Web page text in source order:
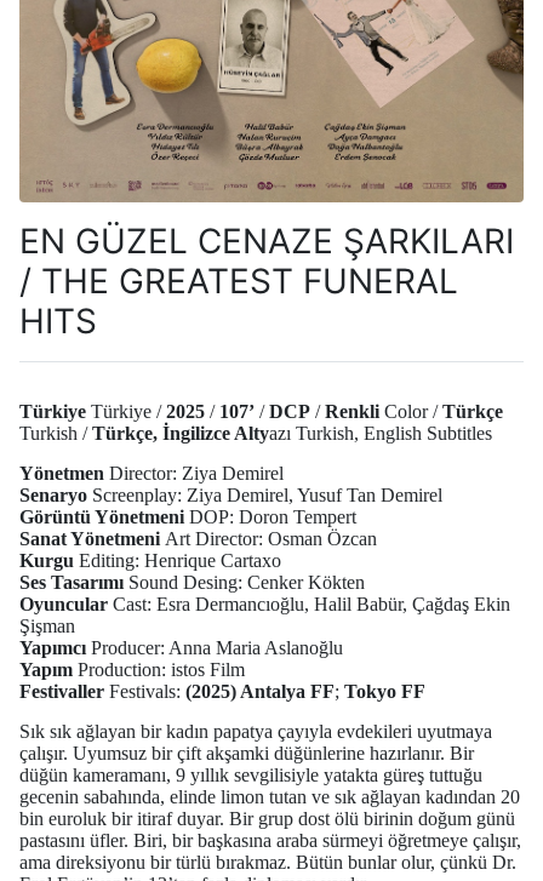
EN GÜZEL CENAZE ŞARKILARI
/ THE GREATEST FUNERAL
HITS
Türkiye Türkiye /2025 / 107’ /DCP /RenkliColor /Türkçe
Turkish /Türkçe, İngilizce Altyazı Turkish, English Subtitles
Yönetmen Director: Ziya Demirel
Senaryo Screenplay: Ziya Demirel, Yusuf Tan Demirel
Görüntü YönetmeniDOP: Doron Tempert
Sanat YönetmeniArt Director: Osman Özcan
Kurgu Editing: Henrique Cartaxo
Ses Tasarımı Sound Desing: Cenker Kökten
Oyuncular Cast: Esra Dermancıoğlu, Halil Babür, Çağdaş Ekin
Şişman
YapımcıProducer: Anna Maria Aslanoğlu
Yapım Production: istos Film
Festivaller Festivals: (2025) Antalya FF; Tokyo FF
Sık sık ağlayan bir kadın papatya çayıyla evdekileri uyutmaya
çalışır. Uyumsuz bir çift akşamki düğünlerine hazırlanır. Bir
düğün kameramanı, 9 yıllık sevgilisiyle yatakta güreş tuttuğu
gecenin sabahında, elinde limon tutan ve sık ağlayan kadından 20
bin euroluk bir itiraf duyar. Bir grup dost ölü birinin doğum günü
pastasını üfler. Biri, bir başkasına araba sürmeyi öğretmeye çalışır,
ama direksiyonu bir türlü bırakmaz. Bütün bunlar olur, çünkü Dr.